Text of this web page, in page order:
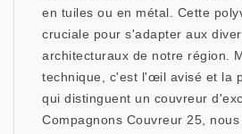
en tuiles ou en métal. Cette
cruciale pour s'adapter aux
architecturaux de notre région.
technique, c'est l'œil avisé et la
qui distinguent un couvreur
Compagnons Couvreur 25,